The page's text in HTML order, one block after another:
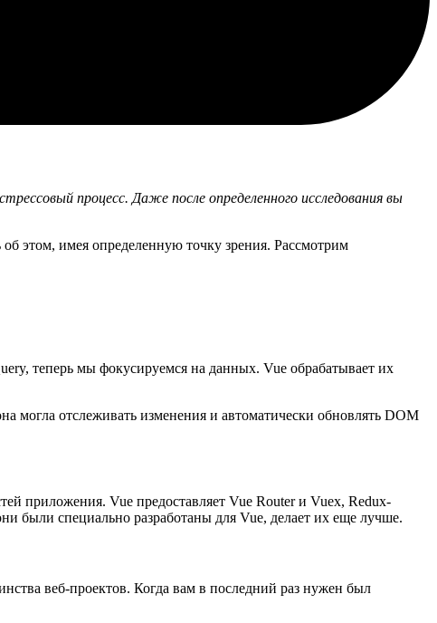
процесс. Даже после определенного исследования вы
этом, имея определенную точку зрения. Рассмотрим
теперь мы фокусируемся на данных. Vue обрабатывает их
могла отслеживать изменения и автоматически обновлять DOM
приложения. Vue предоставляет Vue Router и Vuex, Redux-
были специально разработаны для Vue, делает их еще лучше.
веб-проектов. Когда вам в последний раз нужен был